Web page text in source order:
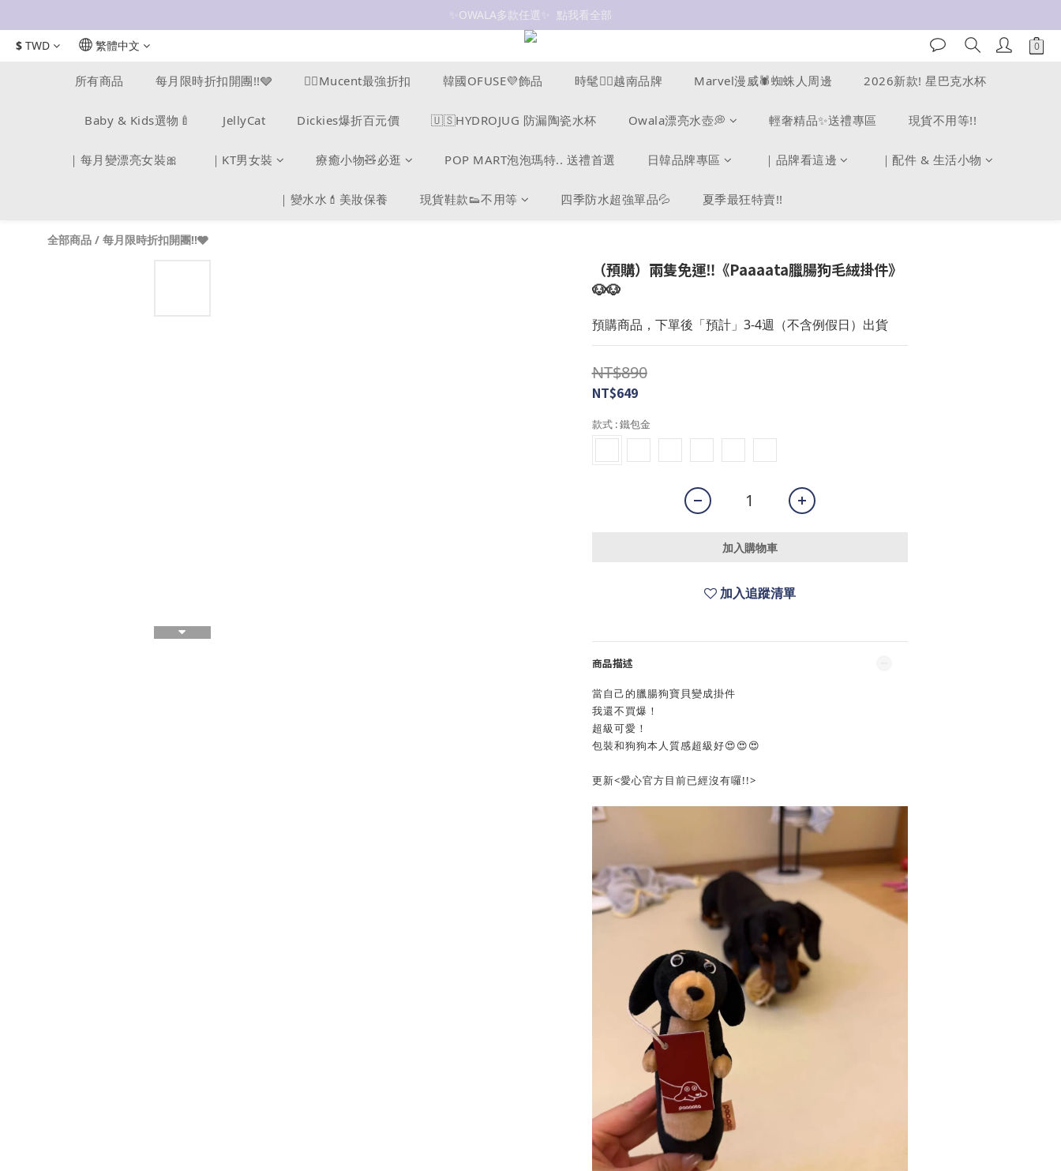
抗UV 50+防曬外套 $299🧊🧊
抗UV 50+防曬外套 $299🧊🧊
$ TWD 繁體中文
所有商品 每月限時折扣開團!!🩶 ❤️‍🔥Mucent最強折扣 韓國OFUSE💜飾品 時髦❤️‍🔥越南品牌 Marvel漫威🕷️蜘蛛人周邊 2026新款! 星巴克水杯
Baby & Kids選物🍼 JellyCat Dickies爆折百元價 🇺🇸HYDROJUG 防漏陶瓷水杯 Owala漂亮水壺💭 輕奢精品✨送禮專區 現貨不用等!!
｜每月變漂亮女裝🎀 ｜KT男女裝 療癒小物🧸必逛 POP MART泡泡瑪特.. 送禮首選 日韓品牌專區 ｜品牌看這邊 ｜配件 & 生活小物
｜變水水💄美妝保養 現貨鞋款👟不用等 四季防水超強單品💦 夏季最狂特賣!!
全部商品 / 每月限時折扣開團!!🩶
（預購）兩隻免運‼️《Paaaata臘腸狗毛絨掛件》
🐶🐶
預購商品，下單後「預計」3-4週（不含例假日）出貨
NT$890
NT$649
款式 : 鐵包金
加入購物車
加入追蹤清單
商品描述
當自己的臘腸狗寶貝變成掛件
我還不買爆！
超級可愛！
包裝和狗狗本人質感超級好😍😍😍
更新<愛心官方目前已經沒有囉!!>